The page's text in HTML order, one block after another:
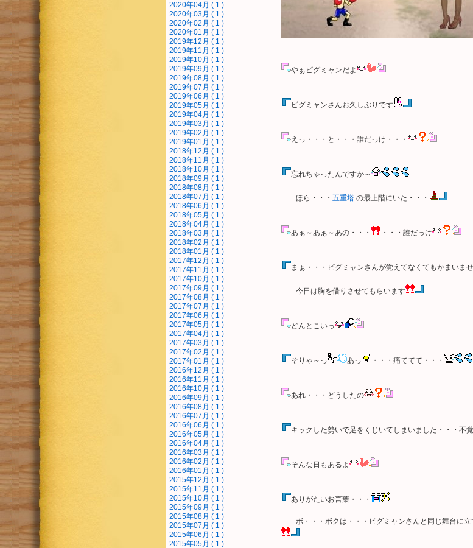
2020年04月 ( 1 )
2020年03月 ( 1 )
2020年02月 ( 1 )
2020年01月 ( 1 )
2019年12月 ( 1 )
2019年11月 ( 1 )
2019年10月 ( 1 )
2019年09月 ( 1 )
2019年08月 ( 1 )
2019年07月 ( 1 )
2019年06月 ( 1 )
2019年05月 ( 1 )
2019年04月 ( 1 )
2019年03月 ( 1 )
2019年02月 ( 1 )
2019年01月 ( 1 )
2018年12月 ( 1 )
2018年11月 ( 1 )
2018年10月 ( 1 )
2018年09月 ( 1 )
2018年08月 ( 1 )
2018年07月 ( 1 )
2018年06月 ( 1 )
2018年05月 ( 1 )
2018年04月 ( 1 )
2018年03月 ( 1 )
2018年02月 ( 1 )
2018年01月 ( 1 )
2017年12月 ( 1 )
2017年11月 ( 1 )
2017年10月 ( 1 )
2017年09月 ( 1 )
2017年08月 ( 1 )
2017年07月 ( 1 )
2017年06月 ( 1 )
2017年05月 ( 1 )
2017年04月 ( 1 )
2017年03月 ( 1 )
2017年02月 ( 1 )
2017年01月 ( 1 )
2016年12月 ( 1 )
2016年11月 ( 1 )
2016年10月 ( 1 )
2016年09月 ( 1 )
2016年08月 ( 1 )
2016年07月 ( 1 )
2016年06月 ( 1 )
2016年05月 ( 1 )
2016年04月 ( 1 )
2016年03月 ( 1 )
2016年02月 ( 1 )
2016年01月 ( 1 )
2015年12月 ( 1 )
2015年11月 ( 1 )
2015年10月 ( 1 )
2015年09月 ( 1 )
2015年08月 ( 1 )
2015年07月 ( 1 )
2015年06月 ( 1 )
2015年05月 ( 1 )
やぁピグミャンだよ
ピグミャンさんお久しぶりです
えっ・・・と・・・誰だっけ・・・
忘れちゃったんですか～
ほら・・・ 五重塔 の最上階にいた・・・
あぁ～あぁ～あの・・・ ・・・誰だっけ
まぁ・・・ピグミャンさんが覚えてなくてもかまいま
今日は胸を借りさせてもらいます
どんとこいっ
そりゃ～っ あっ ・・・痛ててて・・・
あれ・・・どうしたの
キックした勢いで足をくじいてしまいました・・・不
そんな日もあるよ
ありがたいお言葉・・・
ボ・・・ボクは・・・ピグミャンさんと同じ舞台に立